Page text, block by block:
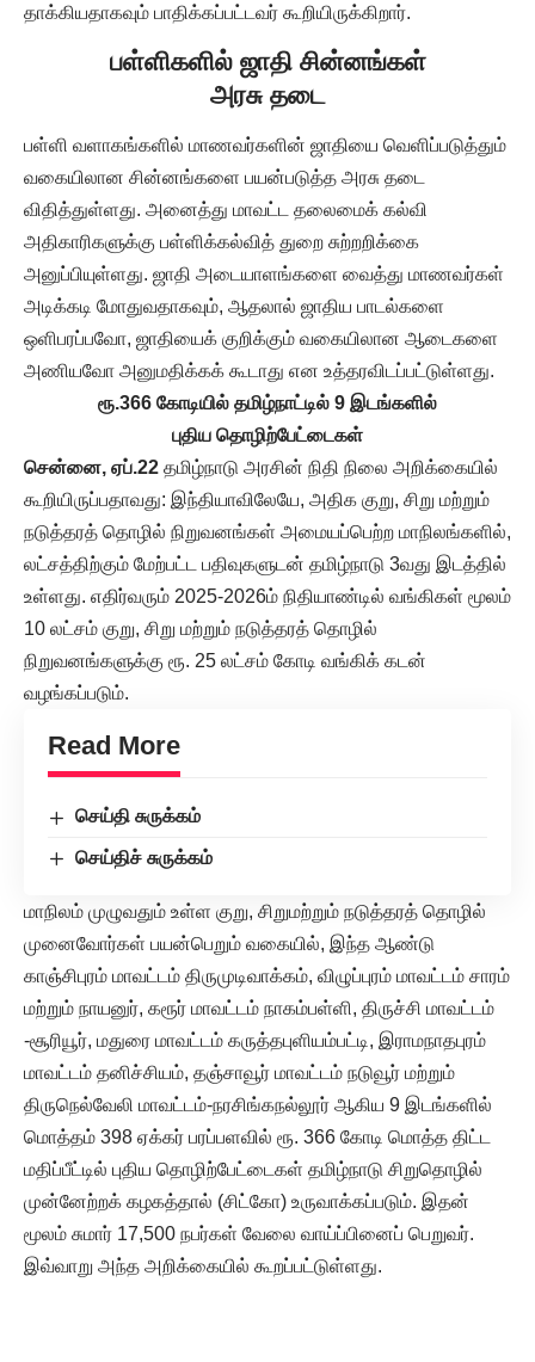
தாக்கியதாகவும் பாதிக்கப்பட்டவர் கூறியிருக்கிறார்.
பள்ளிகளில் ஜாதி சின்னங்கள்
அரசு தடை
பள்ளி வளாகங்களில் மாணவர்களின் ஜாதியை வெளிப்படுத்தும்
வகையிலான சின்னங்களை பயன்படுத்த அரசு தடை
விதித்துள்ளது. அனைத்து மாவட்ட தலைமைக் கல்வி
அதிகாரிகளுக்கு பள்ளிக்கல்வித் துறை சுற்றறிக்கை
அனுப்பியுள்ளது. ஜாதி அடையாளங்களை வைத்து மாணவர்கள்
அடிக்கடி மோதுவதாகவும், ஆதலால் ஜாதிய பாடல்களை
ஒளிபரப்பவோ, ஜாதியைக் குறிக்கும் வகையிலான ஆடைகளை
அணியவோ அனுமதிக்கக் கூடாது என உத்தரவிடப்பட்டுள்ளது.
ரூ.366 கோடியில் தமிழ்நாட்டில் 9 இடங்களில்
புதிய தொழிற்பேட்டைகள்
சென்னை, ஏப்.22 தமிழ்நாடு அரசின் நிதி நிலை அறிக்கையில்
கூறியிருப்பதாவது: இந்தியாவிலேயே, அதிக குறு, சிறு மற்றும்
நடுத்தரத் தொழில் நிறுவனங்கள் அமையப்பெற்ற மாநிலங்களில்,
லட்சத்திற்கும் மேற்பட்ட பதிவுகளுடன் தமிழ்நாடு 3வது இடத்தில்
உள்ளது. எதிர்வரும் 2025-2026ம் நிதியாண்டில் வங்கிகள் மூலம்
10 லட்சம் குறு, சிறு மற்றும் நடுத்தரத் தொழில்
நிறுவனங்களுக்கு ரூ. 25 லட்சம் கோடி வங்கிக் கடன்
வழங்கப்படும்.
Read More
செய்தி சுருக்கம்
செய்திச் சுருக்கம்
மாநிலம் முழுவதும் உள்ள குறு, சிறுமற்றும் நடுத்தரத் தொழில்
முனைவோர்கள் பயன்பெறும் வகையில், இந்த ஆண்டு
காஞ்சிபுரம் மாவட்டம் திருமுடிவாக்கம், விழுப்புரம் மாவட்டம் சாரம்
மற்றும் நாயனுர், கரூர் மாவட்டம் நாகம்பள்ளி, திருச்சி மாவட்டம்
-சூரியூர், மதுரை மாவட்டம் கருத்தபுளியம்பட்டி, இராமநாதபுரம்
மாவட்டம் தனிச்சியம், தஞ்சாவூர் மாவட்டம் நடுவூர் மற்றும்
திருநெல்வேலி மாவட்டம்-நரசிங்கநல்லூர் ஆகிய 9 இடங்களில்
மொத்தம் 398 ஏக்கர் பரப்பளவில் ரூ. 366 கோடி மொத்த திட்ட
மதிப்பீட்டில் புதிய தொழிற்பேட்டைகள் தமிழ்நாடு சிறுதொழில்
முன்னேற்றக் கழகத்தால் (சிட்கோ) உருவாக்கப்படும். இதன்
மூலம் சுமார் 17,500 நபர்கள் வேலை வாய்ப்பினைப் பெறுவர்.
இவ்வாறு அந்த அறிக்கையில் கூறப்பட்டுள்ளது.